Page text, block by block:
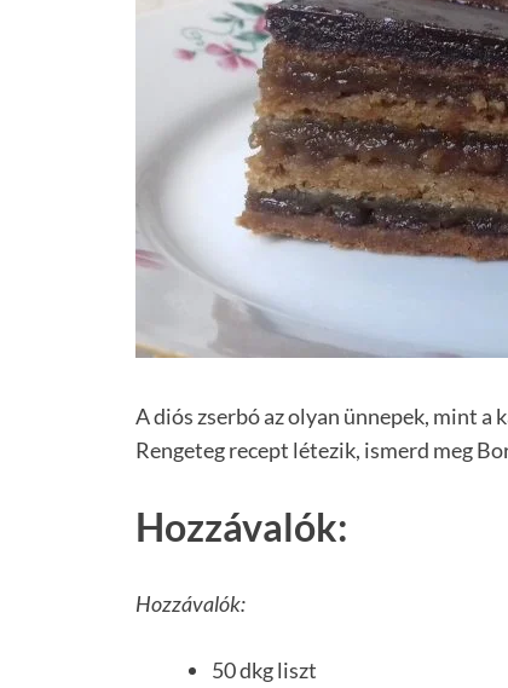
A diós zserbó az olyan ünnepek, mint a
Rengeteg recept létezik, ismerd meg
Hozzávalók:
Hozzávalók:
50 dkg liszt